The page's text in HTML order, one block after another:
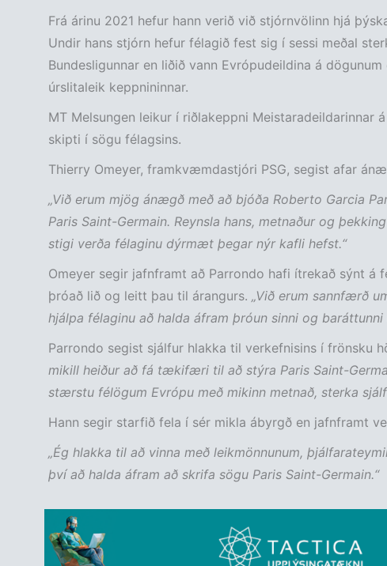
Frá árinu 2021 hefur hann verið við stjórnvölinn hjá
Undir hans stjórn hefur félagið fest sig í sessi meðal
Bundesligunnar en liðið vann Evrópudeildina á
úrslitaleik keppnininnar.
MT Melsungen leikur í riðlakeppni Meistaradeildarinnar
skipti í sögu félagsins.
Thierry Omeyer, framkvæmdastjóri PSG, segist afar
„Við erum mjög ánægð með að bjóða Roberto Garcia
Paris Saint-Germain. Reynsla hans, metnaður og
stigi verða félaginu dýrmæt þegar nýr kafli hefst.“
Omeyer segir jafnframt að Parrondo hafi ítrekað sýnt á
þróað lið og leitt þau til árangurs. „Við erum sannfærð
hjálpa félaginu að halda áfram þróun sinni og baráttunni
Parrondo segist sjálfur hlakka til verkefnisins í frönsku
mikill heiður að fá tækifæri til að stýra Paris Saint-
stærstu félögum Evrópu með mikinn metnað, sterka
Hann segir starfið fela í sér mikla ábyrgð en jafnframt
„Ég hlakka til að vinna með leikmönnunum,
því að halda áfram að skrifa sögu Paris Saint-Germain.“